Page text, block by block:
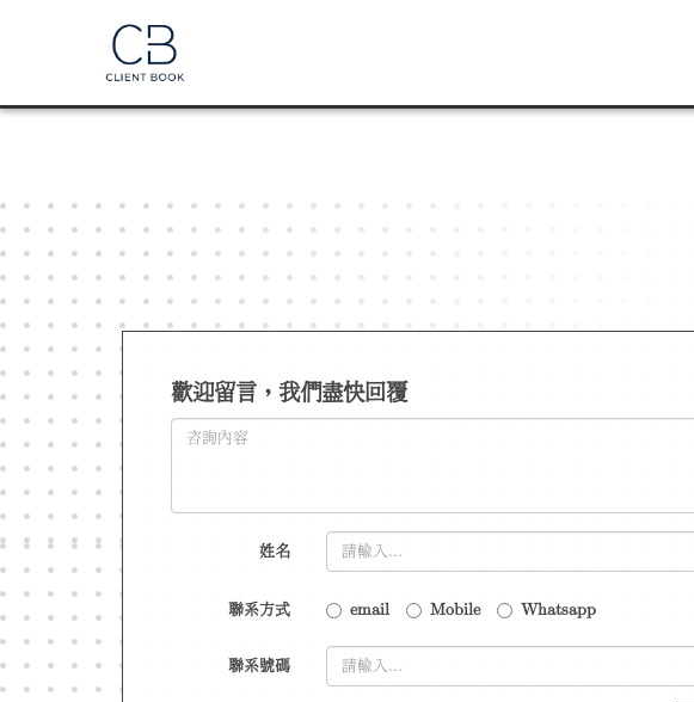
歡迎留言，我們盡快回覆
留言內容
姓名
聯系方式 email Mobile Whatsapp
聯系號碼